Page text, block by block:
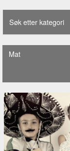
Søk etter kategori
Mat